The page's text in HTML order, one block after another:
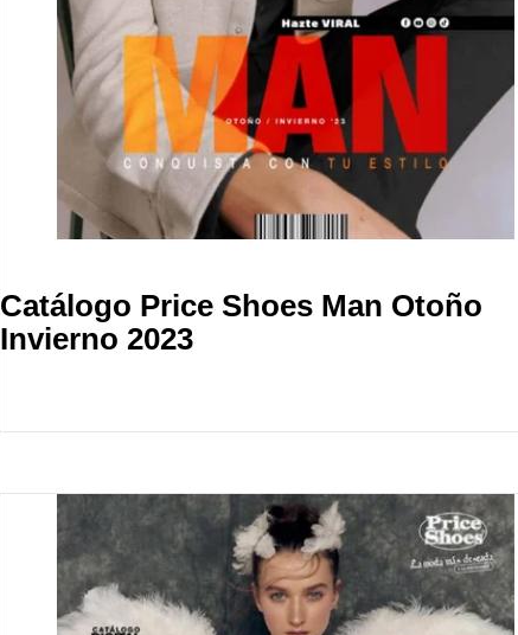
Catálogo Price Shoes Man Otoño
Invierno 2023